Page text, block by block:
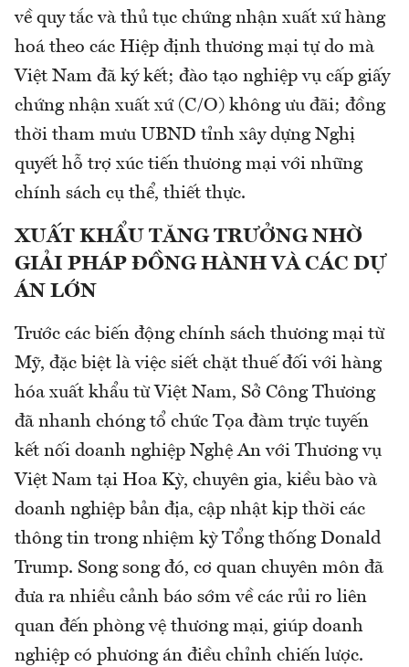
về quy tắc và thủ tục chứng nhận xuất xứ hàng
hoá theo các Hiệp định thương mại tự do mà
Việt Nam đã ký kết; đào tạo nghiệp vụ cấp giấy
chứng nhận xuất xứ (C/O) không ưu đãi; đồng
thời tham mưu UBND tỉnh xây dựng Nghị
quyết hỗ trợ xúc tiến thương mại với những
chính sách cụ thể, thiết thực.
XUẤT KHẨU TĂNG TRƯỞNG NHỜ
GIẢI PHÁP ĐỒNG HÀNH VÀ CÁC DỰ
ÁN LỚN
Trước các biến động chính sách thương mại từ
Mỹ, đặc biệt là việc siết chặt thuế đối với hàng
hóa xuất khẩu từ Việt Nam, Sở Công Thương
đã nhanh chóng tổ chức Tọa đàm trực tuyến
kết nối doanh nghiệp Nghệ An với Thương vụ
Việt Nam tại Hoa Kỳ, chuyên gia, kiều bào và
doanh nghiệp bản địa, cập nhật kịp thời các
thông tin trong nhiệm kỳ Tổng thống Donald
Trump. Song song đó, cơ quan chuyên môn đã
đưa ra nhiều cảnh báo sớm về các rủi ro liên
quan đến phòng vệ thương mại, giúp doanh
nghiệp có phương án điều chỉnh chiến lược.